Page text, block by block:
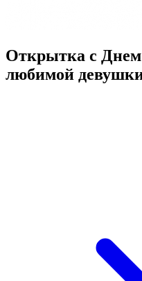
Открытка с
любимой